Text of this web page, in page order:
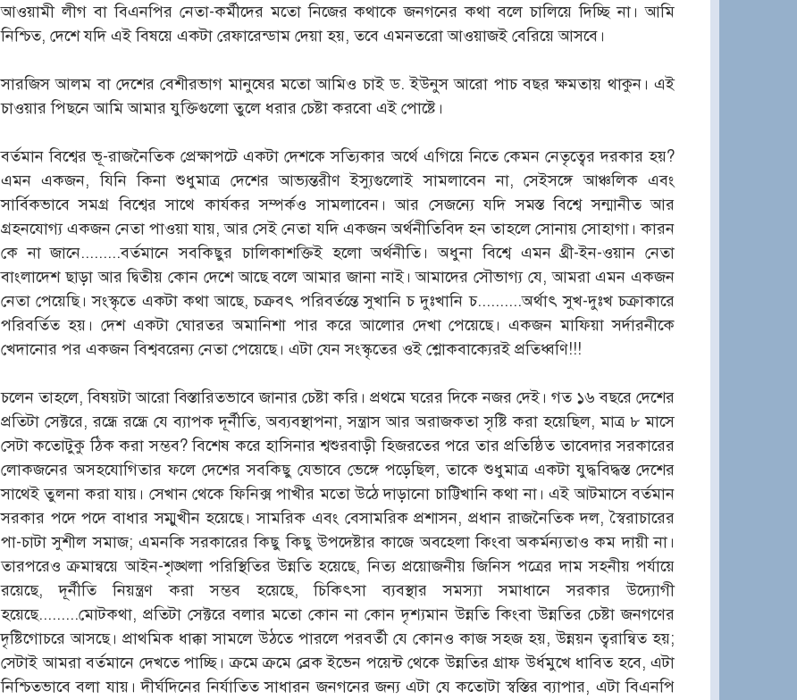
আওয়ামী লীগ বা বিএনপির নেতা-কর্মীদের মতো নিজের কথাকে জনগনের কথা বলে চালিয়ে দিচ্ছি না। আমি
নিশ্চিত, দেশে যদি এই বিষয়ে একটা রেফারেন্ডাম দেয়া হয়, তবে এমনতরো আওয়াজই বেরিয়ে আসবে।
সারজিস আলম বা দেশের বেশীরভাগ মানুষের মতো আমিও চাই ড. ইউনুস আরো পাচ বছর ক্ষমতায় থাকুন। এই
চাওয়ার পিছনে আমি আমার যুক্তিগুলো তুলে ধরার চেষ্টা করবো এই পোষ্টে।
বর্তমান বিশ্বের ভূ-রাজনৈতিক প্রেক্ষাপটে একটা দেশকে সত্যিকার অর্থে এগিয়ে নিতে কেমন নেতৃত্বের দরকার হয়?
এমন একজন, যিনি কিনা শুধুমাত্র দেশের আভ্যন্তরীণ ইস্যুগুলোই সামলাবেন না, সেইসঙ্গে আঞ্চলিক এবং
সার্বিকভাবে সমগ্র বিশ্বের সাথে কার্যকর সম্পর্কও সামলাবেন। আর সেজন্যে যদি সমস্ত বিশ্বে সন্মানীত আর
গ্রহনযোগ্য একজন নেতা পাওয়া যায়, আর সেই নেতা যদি একজন অর্থনীতিবিদ হন তাহলে সোনায় সোহাগা। কারন
কে না জানে.........বর্তমানে সবকিছুর চালিকাশক্তিই হলো অর্থনীতি। অধুনা বিশ্বে এমন থ্রী-ইন-ওয়ান নেতা
বাংলাদেশ ছাড়া আর দ্বিতীয় কোন দেশে আছে বলে আমার জানা নাই। আমাদের সৌভাগ্য যে, আমরা এমন একজন
নেতা পেয়েছি। সংস্কৃতে একটা কথা আছে, চক্রবৎ পরিবর্তন্তে সুখানি চ দুঃখানি চ..........অর্থাৎ সুখ-দুঃখ চক্রাকারে
পরিবর্তিত হয়। দেশ একটা ঘোরতর অমানিশা পার করে আলোর দেখা পেয়েছে। একজন মাফিয়া সর্দারনীকে
খেদানোর পর একজন বিশ্ববরেন্য নেতা পেয়েছে। এটা যেন সংস্কৃতের ওই শ্লোকবাক্যেরই প্রতিধ্বণি!!!
চলেন তাহলে, বিষয়টা আরো বিস্তারিতভাবে জানার চেষ্টা করি। প্রথমে ঘরের দিকে নজর দেই। গত ১৬ বছরে দেশের
প্রতিটা সেক্টরে, রন্ধ্রে রন্ধ্রে যে ব্যাপক দূর্নীতি, অব্যবস্থাপনা, সন্ত্রাস আর অরাজকতা সৃষ্টি করা হয়েছিল, মাত্র ৮ মাসে
সেটা কতোটুকু ঠিক করা সম্ভব? বিশেষ করে হাসিনার শ্বশুরবাড়ী হিজরতের পরে তার প্রতিষ্ঠিত তাবেদার সরকারের
লোকজনের অসহযোগিতার ফলে দেশের সবকিছু যেভাবে ভেঙ্গে পড়েছিল, তাকে শুধুমাত্র একটা যুদ্ধবিদ্ধস্ত দেশের
সাথেই তুলনা করা যায়। সেখান থেকে ফিনিক্স পাখীর মতো উঠে দাড়ানো চাট্টিখানি কথা না। এই আটমাসে বর্তমান
সরকার পদে পদে বাধার সম্মুখীন হয়েছে। সামরিক এবং বেসামরিক প্রশাসন, প্রধান রাজনৈতিক দল, স্বৈরাচারের
পা-চাটা সুশীল সমাজ; এমনকি সরকারের কিছু কিছু উপদেষ্টার কাজে অবহেলা কিংবা অকর্মন্যতাও কম দায়ী না।
তারপরেও ক্রমান্বয়ে আইন-শৃঙ্খলা পরিস্থিতির উন্নতি হয়েছে, নিত্য প্রয়োজনীয় জিনিস পত্রের দাম সহনীয় পর্যায়ে
রয়েছে, দূর্নীতি নিয়ন্ত্রণ করা সম্ভব হয়েছে, চিকিৎসা ব্যবস্থার সমস্যা সমাধানে সরকার উদ্যোগী
হয়েছে.........মোটকথা, প্রতিটা সেক্টরে বলার মতো কোন না কোন দৃশ্যমান উন্নতি কিংবা উন্নতির চেষ্টা জনগণের
দৃষ্টিগোচরে আসছে। প্রাথমিক ধাক্কা সামলে উঠতে পারলে পরবর্তী যে কোনও কাজ সহজ হয়, উন্নয়ন ত্বরান্বিত হয়;
সেটাই আমরা বর্তমানে দেখতে পাচ্ছি। ক্রমে ক্রমে ব্রেক ইভেন পয়েন্ট থেকে উন্নতির গ্রাফ উর্ধমুখে ধাবিত হবে, এটা
নিশ্চিতভাবে বলা যায়। দীর্ঘদিনের নির্যাতিত সাধারন জনগনের জন্য এটা যে কতোটা স্বস্তির ব্যাপার, এটা বিএনপি